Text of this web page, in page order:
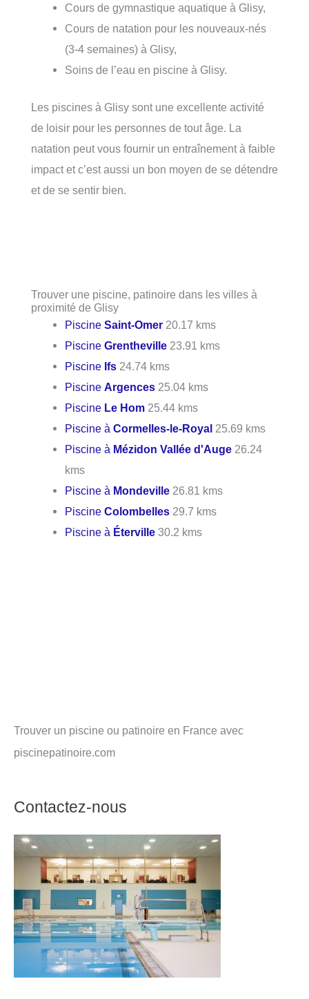
Cours de gymnastique aquatique à Glisy,
Cours de natation pour les nouveaux-nés
(3-4 semaines) à Glisy,
Soins de l’eau en piscine à Glisy.
Les piscines à Glisy sont une excellente activité
de loisir pour les personnes de tout âge. La
natation peut vous fournir un entraînement à faible
impact et c’est aussi un bon moyen de se détendre
et de se sentir bien.
Trouver une piscine, patinoire dans les villes à
proximité de Glisy
PiscineSaint-Omer 20.17 kms
PiscineGrentheville 23.91 kms
Piscine Ifs 24.74 kms
Piscine Argences 25.04 kms
Piscine Le Hom 25.44 kms
Piscine àCormelles-le-Royal 25.69 kms
Piscine à Mézidon Vallée d'Auge 26.24
kms
Piscine à Mondeville 26.81 kms
PiscineColombelles 29.7 kms
Piscine à Éterville 30.2 kms
Trouver un piscine ou patinoire en France avec
piscinepatinoire.com
Contactez-nous